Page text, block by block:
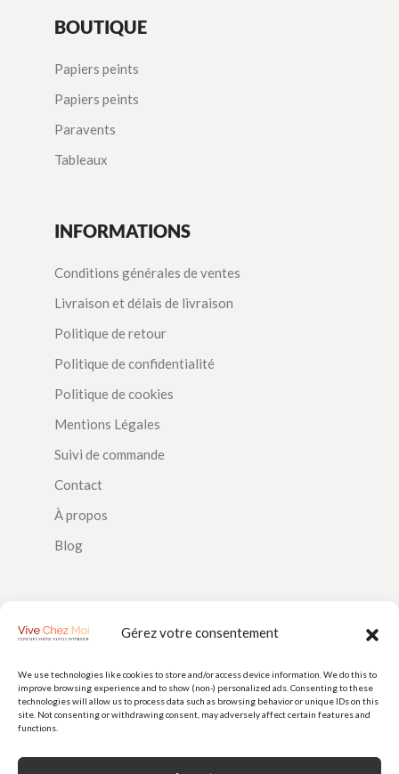
Gérez votre consentement
We use technologies like cookies to store and/or access device information. We do this to
improve browsing experience and to show (non-) personalized ads. Consenting to these
technologies will allow us to process data such as browsing behavior or unique IDs on this
site. Not consenting or withdrawing consent, may adversely affect certain features and
functions.
BOUTIQUE
Papiers peints
Papiers peints
Paravents
Tableaux
INFORMATIONS
Conditions générales de ventes
Livraison et délais de livraison
Politique de retour
Politique de confidentialité
Politique de cookies
Mentions Légales
Suivi de commande
Contact
À propos
Blog
PAIEMENTS